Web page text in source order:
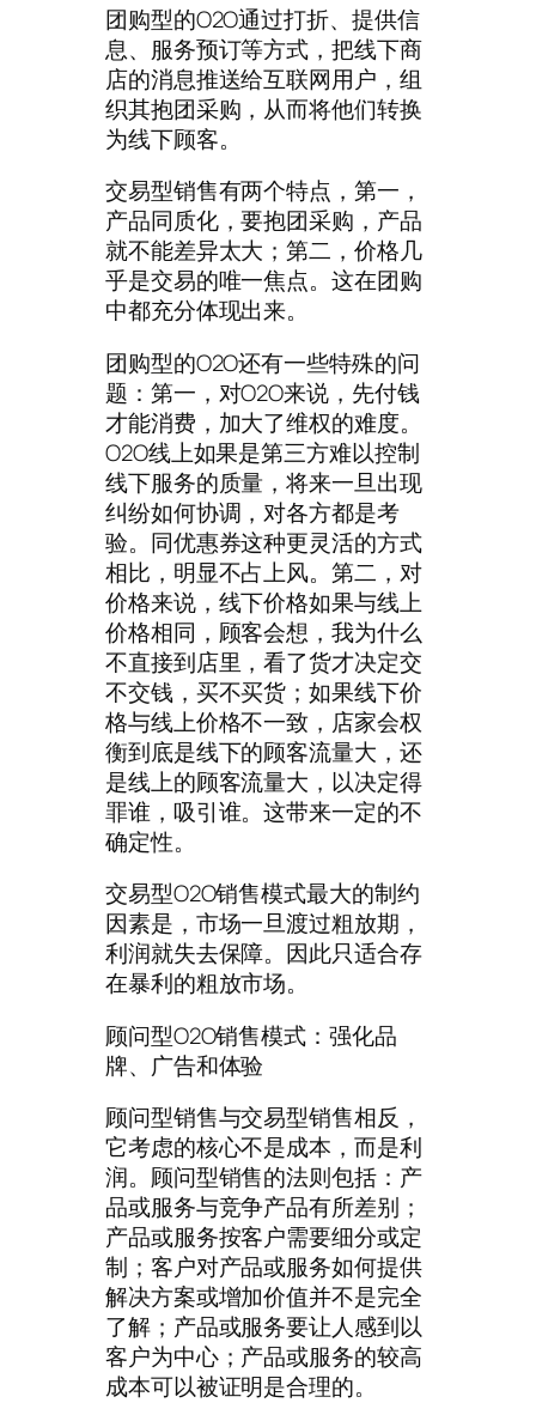
团购型的O2O通过打折、提供信
息、服务预订等方式，把线下商
店的消息推送给互联网用户，组
织其抱团采购，从而将他们转换
为线下顾客。
交易型销售有两个特点，第一，
产品同质化，要抱团采购，产品
就不能差异太大；第二，价格几
乎是交易的唯一焦点。这在团购
中都充分体现出来。
团购型的O2O还有一些特殊的问
题：第一，对O2O来说，先付钱
才能消费，加大了维权的难度。
O2O线上如果是第三方难以控制
线下服务的质量，将来一旦出现
纠纷如何协调，对各方都是考
验。同优惠券这种更灵活的方式
相比，明显不占上风。第二，对
价格来说，线下价格如果与线上
价格相同，顾客会想，我为什么
不直接到店里，看了货才决定交
不交钱，买不买货；如果线下价
格与线上价格不一致，店家会权
衡到底是线下的顾客流量大，还
是线上的顾客流量大，以决定得
罪谁，吸引谁。这带来一定的不
确定性。
交易型O2O销售模式最大的制约
因素是，市场一旦渡过粗放期，
利润就失去保障。因此只适合存
在暴利的粗放市场。
顾问型O2O销售模式：强化品
牌、广告和体验
顾问型销售与交易型销售相反，
它考虑的核心不是成本，而是利
润。顾问型销售的法则包括：产
品或服务与竞争产品有所差别；
产品或服务按客户需要细分或定
制；客户对产品或服务如何提供
解决方案或增加价值并不是完全
了解；产品或服务要让人感到以
客户为中心；产品或服务的较高
成本可以被证明是合理的。